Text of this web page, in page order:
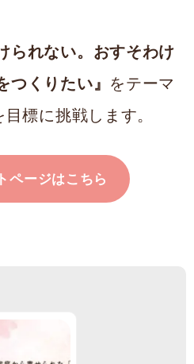
られない。おすそわけ
つくりたい』 をテーマ
標に挑戦します。
ページはこちら